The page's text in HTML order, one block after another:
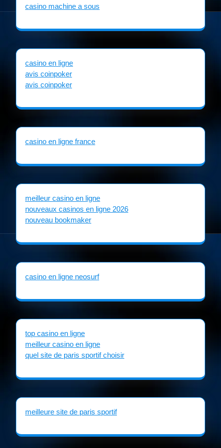
casino machine a sous
casino en ligne
avis coinpoker
avis coinpoker
casino en ligne france
meilleur casino en ligne
nouveaux casinos en ligne 2026
nouveau bookmaker
casino en ligne neosurf
top casino en ligne
meilleur casino en ligne
quel site de paris sportif choisir
meilleure site de paris sportif